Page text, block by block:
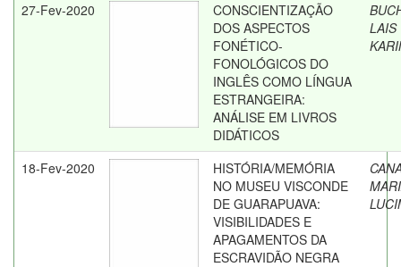
27-Fev-2020
CONSCIENTIZAÇÃO
DOS ASPECTOS
FONÉTICO-
FONOLÓGICOS DO
INGLÊS COMO LÍNGUA
ESTRANGEIRA:
ANÁLISE EM LIVROS
DIDÁTICOS
LAIS
18-Fev-2020
HISTÓRIA/MEMÓRIA
NO MUSEU VISCONDE
DE GUARAPUAVA:
VISIBILIDADES E
APAGAMENTOS DA
ESCRAVIDÃO NEGRA